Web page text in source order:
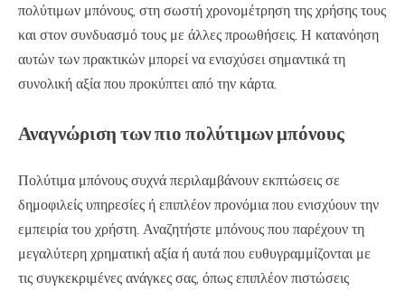
πολύτιμων μπόνους, στη σωστή χρονομέτρηση της χρήσης τους
και στον συνδυασμό τους με άλλες προωθήσεις. Η κατανόηση
αυτών των πρακτικών μπορεί να ενισχύσει σημαντικά τη
συνολική αξία που προκύπτει από την κάρτα.
Αναγνώριση των πιο πολύτιμων μπόνους
Πολύτιμα μπόνους συχνά περιλαμβάνουν εκπτώσεις σε
δημοφιλείς υπηρεσίες ή επιπλέον προνόμια που ενισχύουν την
εμπειρία του χρήστη. Αναζητήστε μπόνους που παρέχουν τη
μεγαλύτερη χρηματική αξία ή αυτά που ευθυγραμμίζονται με
τις συγκεκριμένες ανάγκες σας, όπως επιπλέον πιστώσεις